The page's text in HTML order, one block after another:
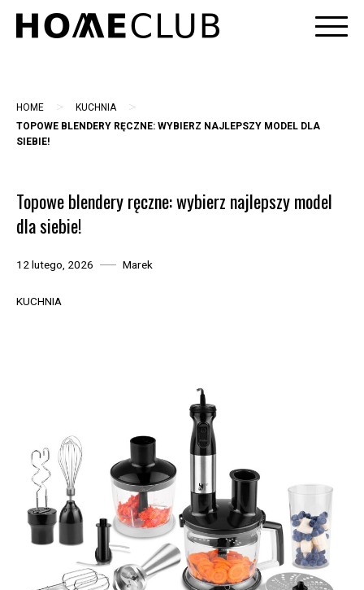
Skip
HOME > KUCHNIA >
TOPOWE BLENDERY RĘCZNE: WYBIERZ NAJLEPSZY MODEL DLA
SIEBIE!
Topowe blendery ręczne: wybierz najlepszy model
dla siebie!
12 lutego, 2026 Marek
KUCHNIA